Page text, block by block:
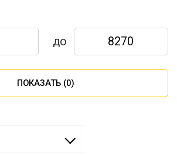
до
ПОКАЗАТЬ (0)